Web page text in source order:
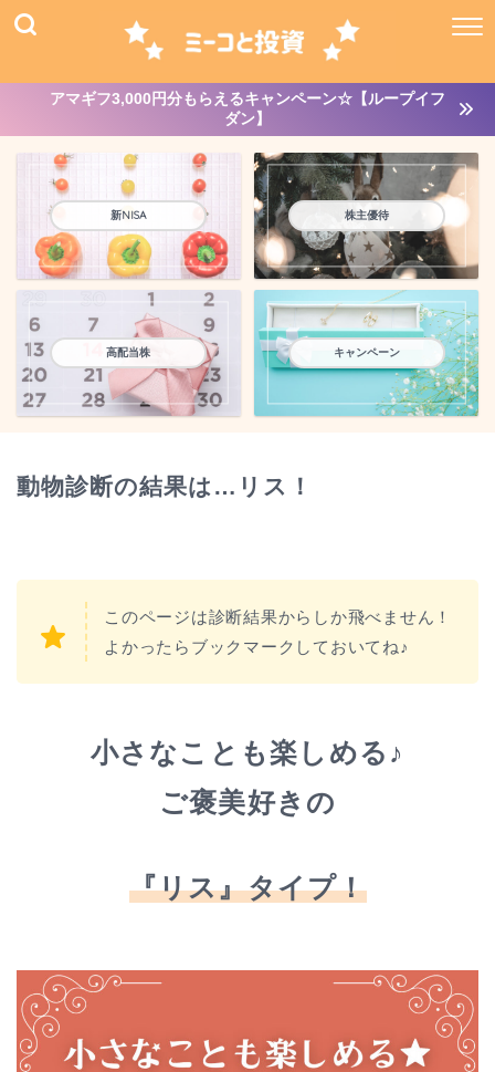
アマギフ3,000円分もらえるキャンペーン☆【ループイフ
ダン】
新NISA 株主優待
高配当株 キャンペーン
動物診断の結果は…リス！
このページは診断結果からしか飛べません！
よかったらブックマークしておいてね♪
小さなことも楽しめる♪
ご褒美好きの
『リス』タイプ！